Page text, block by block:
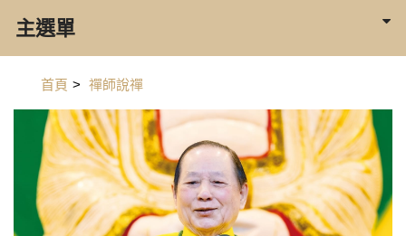
主選單
首頁 > 禪師說禪